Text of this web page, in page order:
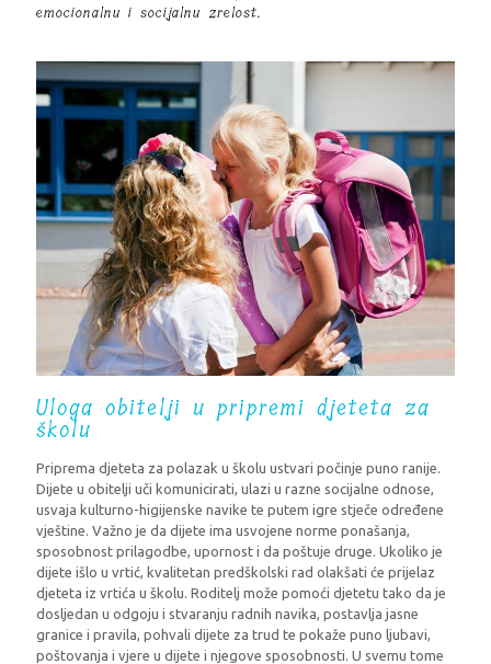
emocionalnu i socijalnu zrelost.
Uloga obitelji u pripremi djeteta za
školu
Priprema djeteta za polazak u školu ustvari počinje puno ranije.
Dijete u obitelji uči komunicirati, ulazi u razne socijalne odnose,
usvaja kulturno-higijenske navike te putem igre stječe određene
vještine. Važno je da dijete ima usvojene norme ponašanja,
sposobnost prilagodbe, upornost i da poštuje druge. Ukoliko je
dijete išlo u vrtić, kvalitetan predškolski rad olakšati će prijelaz
djeteta iz vrtića u školu. Roditelj može pomoći djetetu tako da je
dosljedan u odgoju i stvaranju radnih navika, postavlja jasne
granice i pravila, pohvali dijete za trud te pokaže puno ljubavi,
poštovanja i vjere u dijete i njegove sposobnosti. U svemu tome